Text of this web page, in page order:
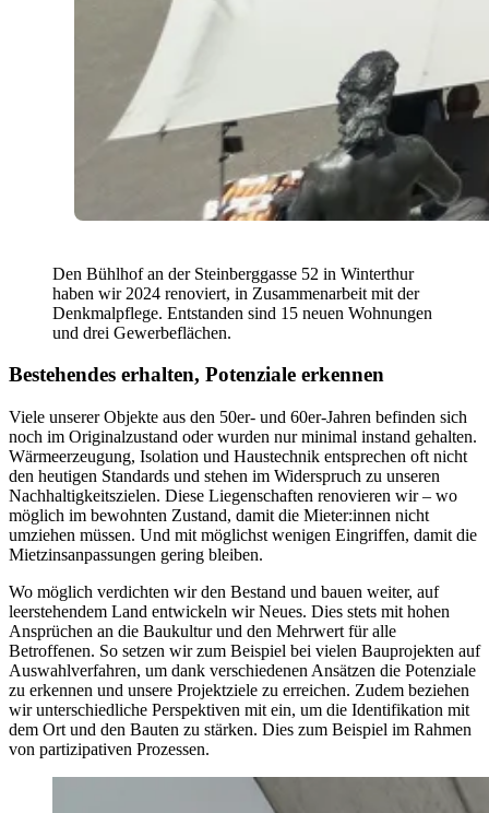
Den Bühlhof an der Steinberggasse 52 in Winterthur
haben wir 2024 renoviert, in Zusammenarbeit mit der
Denkmalpflege. Entstanden sind 15 neuen Wohnungen
und drei Gewerbeflächen.
Bestehendes erhalten, Potenziale erkennen
Viele unserer Objekte aus den 50er- und 60er-Jahren befinden sich
noch im Originalzustand oder wurden nur minimal instand gehalten.
Wärmeerzeugung, Isolation und Haustechnik entsprechen oft nicht
den heutigen Standards und stehen im Widerspruch zu unseren
Nachhaltigkeitszielen. Diese Liegenschaften renovieren wir – wo
möglich im bewohnten Zustand, damit die Mieter:innen nicht
umziehen müssen. Und mit möglichst wenigen Eingriffen, damit die
Mietzinsanpassungen gering bleiben.
Wo möglich verdichten wir den Bestand und bauen weiter, auf
leerstehendem Land entwickeln wir Neues. Dies stets mit hohen
Ansprüchen an die Baukultur und den Mehrwert für alle
Betroffenen. So setzen wir zum Beispiel bei vielen Bauprojekten auf
Auswahlverfahren, um dank verschiedenen Ansätzen die Potenziale
zu erkennen und unsere Projektziele zu erreichen. Zudem beziehen
wir unterschiedliche Perspektiven mit ein, um die Identifikation mit
dem Ort und den Bauten zu stärken. Dies zum Beispiel im Rahmen
von partizipativen Prozessen.